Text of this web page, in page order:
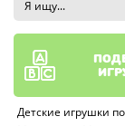
Детские игрушки